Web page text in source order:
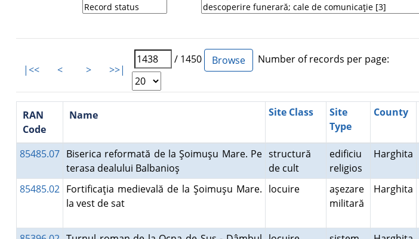
|<< < > >>|
/ 1450 Number of records per page:
RAN
Code
Name Site Class
Site
Type
County
85485.07 Biserica reformată de la Şoimuşu Mare. Pe
terasa dealului Balbanioş
structură
de cult
edificiu
religios
Harghita
85485.02 Fortificaţia medievală de la Şoimuşu Mare.
la vest de sat
locuire
aşezare
militară
Harghita